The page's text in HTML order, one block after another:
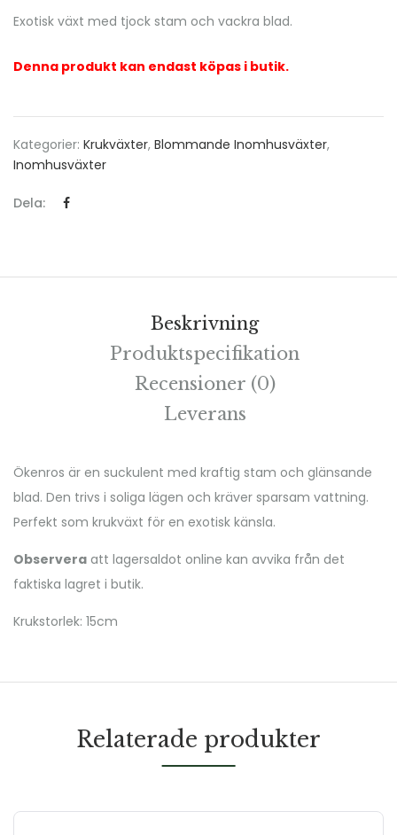
Exotisk växt med tjock stam och vackra blad.
Denna produkt kan endast köpas i butik.
Kategorier: Krukväxter, Blommande Inomhusväxter,
Inomhusväxter
Dela:
Beskrivning
Produktspecifikation
Recensioner (0)
Leverans
Ökenros är en suckulent med kraftig stam och glänsande
blad. Den trivs i soliga lägen och kräver sparsam vattning.
Perfekt som krukväxt för en exotisk känsla.
Observera att lagersaldot online kan avvika från det
faktiska lagret i butik.
Krukstorlek: 15cm
Relaterade produkter